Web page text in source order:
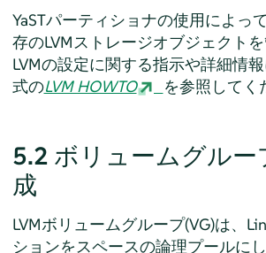
YaSTパーティショナの使用によっ
存のLVMストレージオブジェクトを
LVMの設定に関する指示や詳細情
式のLVM HOWTO を参照してく
5.2 ボリュームグルー
成
LVMボリュームグループ(VG)は、
ションをスペースの論理プールに